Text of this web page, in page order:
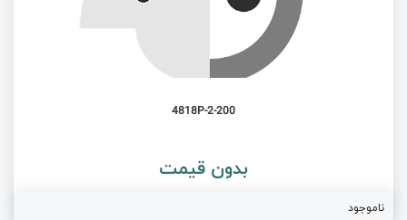
4818P-2-200
بدون قیمت
ناموجود